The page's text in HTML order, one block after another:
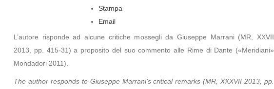
Stampa
Email
L’autore risponde ad alcune critiche mossegli da Giuseppe Marrani (MR, XXVII
2013, pp. 415-31) a proposito del suo commento alle Rime di Dante («Meridiani»
Mondadori 2011).
The author responds to Giuseppe Marrani’s critical remarks (MR, XXXVII 2013, pp.